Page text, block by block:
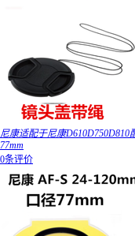
尼康适配于尼康D610D750D810
77mm
0条评价